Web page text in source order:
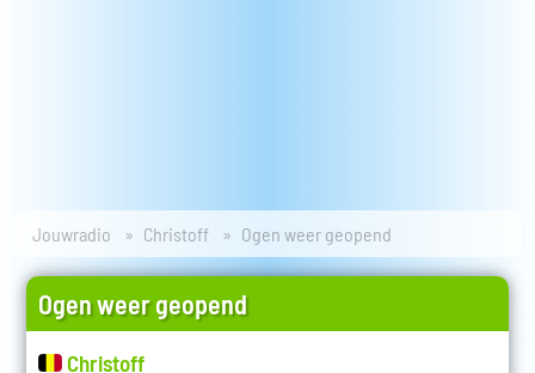
Jouwradio Christoff Ogen weer geopend
Ogen weer geopend
Christoff